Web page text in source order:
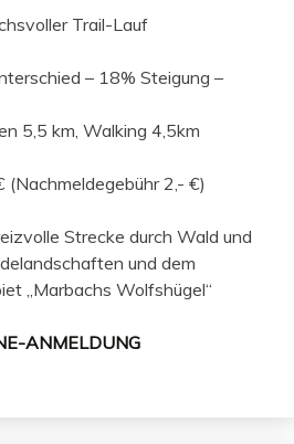
Trail-Lauf
– 18% Steigung –
5,5 km, Walking 4,5km
(Nachmeldegebühr 2,- €)
Strecke durch Wald und
und dem
„Marbachs Wolfshügel“
ANMELDUNG